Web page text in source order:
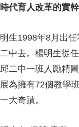
代育人改革的實
生1998年8月出
中去。楊明生從
二中一班人勵精
為擁有72個教學
大奇蹟。